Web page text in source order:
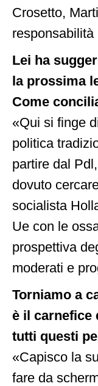
Crosetto,
responsabilità
Lei ha
la prossima
Come
«Qui si finge
politica
partire dal
dovuto
socialista
Ue con le
prospettiva
moderati e
Torniamo a
è il carnefice
tutti questi
«Capisco la
fare da